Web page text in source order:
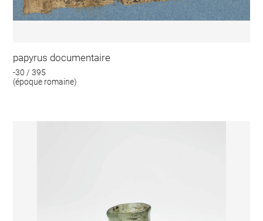
papyrus documentaire
-30 / 395
(époque romaine)